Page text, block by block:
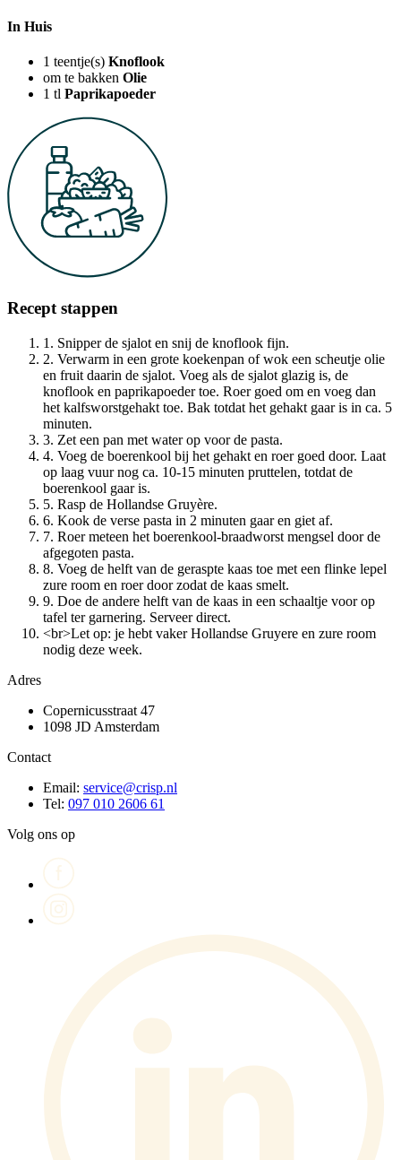
In Huis
1 teentje(s) Knoflook
om te bakken Olie
1 tl Paprikapoeder
Recept stappen
1. Snipper de sjalot en snij de knoflook fijn.
2. Verwarm in een grote koekenpan of wok een scheutje olie
en fruit daarin de sjalot. Voeg als de sjalot glazig is, de
knoflook en paprikapoeder toe. Roer goed om en voeg dan
het kalfsworstgehakt toe. Bak totdat het gehakt gaar is in ca. 5
minuten.
3. Zet een pan met water op voor de pasta.
4. Voeg de boerenkool bij het gehakt en roer goed door. Laat
op laag vuur nog ca. 10-15 minuten pruttelen, totdat de
boerenkool gaar is.
5. Rasp de Hollandse Gruyère.
6. Kook de verse pasta in 2 minuten gaar en giet af.
7. Roer meteen het boerenkool-braadworst mengsel door de
afgegoten pasta.
8. Voeg de helft van de geraspte kaas toe met een flinke lepel
zure room en roer door zodat de kaas smelt.
9. Doe de andere helft van de kaas in een schaaltje voor op
tafel ter garnering. Serveer direct.
<br>Let op: je hebt vaker Hollandse Gruyere en zure room
nodig deze week.
Adres
Copernicusstraat 47
1098 JD Amsterdam
Contact
Email: service@crisp.nl
Tel: 097 010 2606 61
Volg ons op